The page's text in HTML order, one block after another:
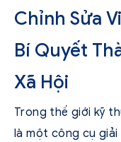
Chỉnh Sửa
Bí Quyết
Xã Hội
Trong thế giới kỹ
là một công cụ